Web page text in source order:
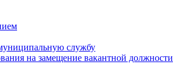
службу
на замещение вакантной должности